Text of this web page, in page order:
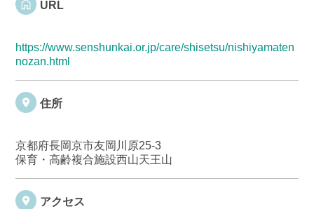
URL
https://www.senshunkai.or.jp/care/shisetsu/nishiyamaten
nozan.html
住所
京都府長岡京市友岡川原25-3
保育・高齢複合施設西山天王山
アクセス